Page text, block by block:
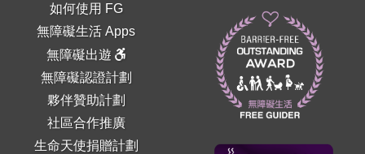
如何使用 FG
無障礙生活 Apps
無障礙出遊
無障礙認證計劃
夥伴贊助計劃
社區合作推廣
生命天使捐贈計劃